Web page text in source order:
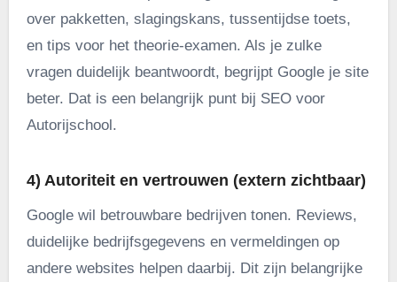
over pakketten, slagingskans, tussentijdse toets,
en tips voor het theorie-examen. Als je zulke
vragen duidelijk beantwoordt, begrijpt Google je site
beter. Dat is een belangrijk punt bij SEO voor
Autorijschool.
4) Autoriteit en vertrouwen (extern zichtbaar)
Google wil betrouwbare bedrijven tonen. Reviews,
duidelijke bedrijfsgegevens en vermeldingen op
andere websites helpen daarbij. Dit zijn belangrijke